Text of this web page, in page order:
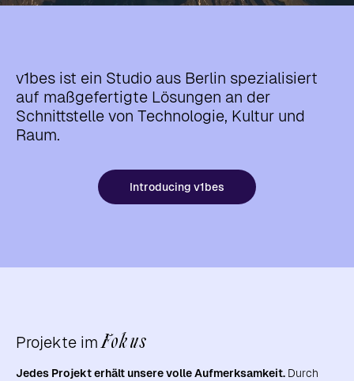
v1bes ist ein Studio aus Berlin spezialisiert
auf maßgefertigte Lösungen an der
Schnittstelle von Technologie, Kultur und
Raum.
Introducing v1bes
Projekte im Fokus
Jedes Projekt erhält unsere volle Aufmerksamkeit. Durch